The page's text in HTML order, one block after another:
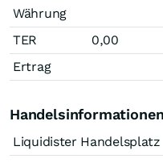
Währung
TER
0,00
Ertrag
Liquidister Handelsplatz